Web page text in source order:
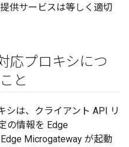
供サービスは等しく適切
応プロキシにつ
と
シは、クライアント API リ
の情報を Edge
Microgateway が起動